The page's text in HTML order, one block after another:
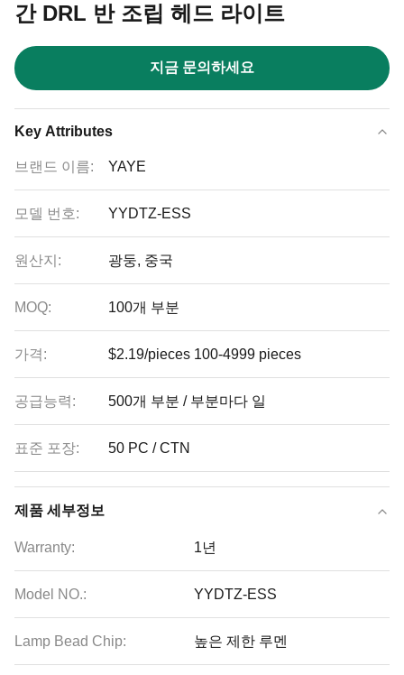
간 DRL 반 조립 헤드 라이트
지금 문의하세요
Key Attributes
브랜드 이름: YAYE
모델 번호: YYDTZ-ESS
원산지: 광둥, 중국
MOQ: 100개 부분
가격: $2.19/pieces 100-4999 pieces
공급능력: 500개 부분 / 부분마다 일
표준 포장: 50 PC / CTN
제품 세부정보
Warranty: 1년
Model NO.: YYDTZ-ESS
Lamp Bead Chip: 높은 제한 루멘